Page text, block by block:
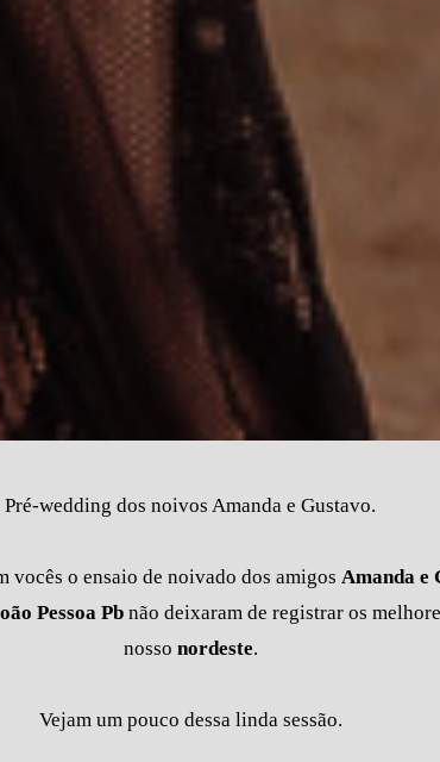
Pré-wedding dos noivos Amanda e Gustavo.
vocês o ensaio de noivado dos amigos Amanda e
Pessoa Pbnão deixaram de registrar os
nosso nordeste.
Vejam um pouco dessa linda sessão.